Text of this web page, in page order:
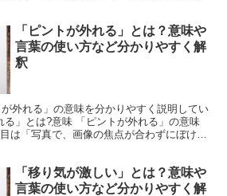
「ピントが外れる」とは？意味や
言葉の使い方など分かりやすく解
釈
外れる」の意味を分かりやすく説明してい
る」とは?意味 「ピントが外れる」の意味
は「写真で、画像の焦点が合わずにぼける
「移り気が激しい」とは？意味や
言葉の使い方など分かりやすく解